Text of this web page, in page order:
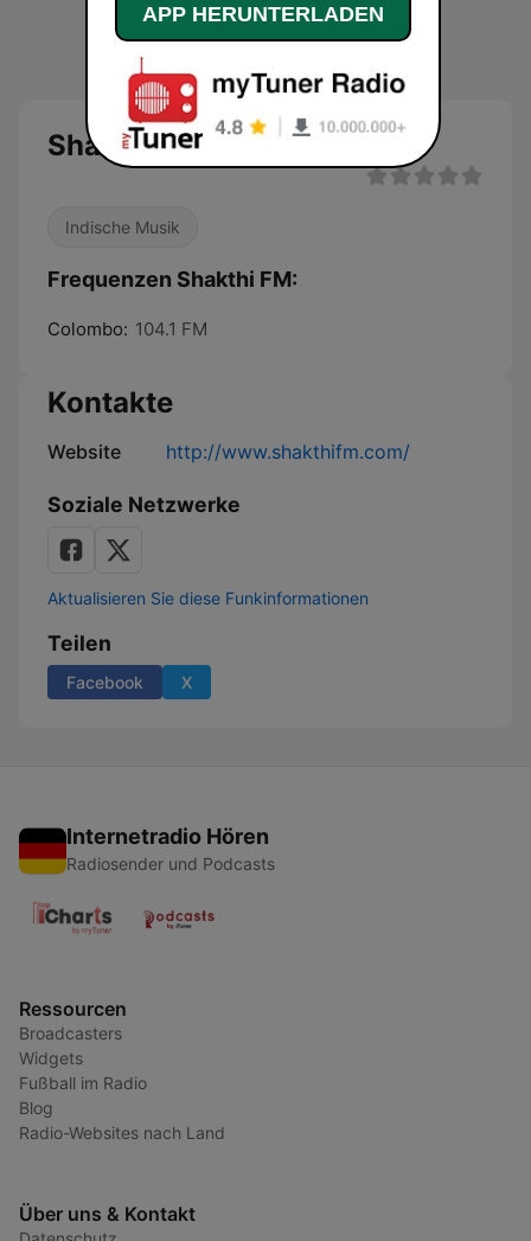
Shakthi FM
Indische Musik
Frequenzen Shakthi FM:
Colombo: 104.1 FM
Kontakte
Website http://www.shakthifm.com/
Soziale Netzwerke
Aktualisieren Sie diese Funkinformationen
Teilen
Facebook X
Internetradio Hören
Radiosender und Podcasts
Ressourcen
Broadcasters
Widgets
Fußball im Radio
Blog
Radio-Websites nach Land
Über uns & Kontakt
APP HERUNTERLADEN